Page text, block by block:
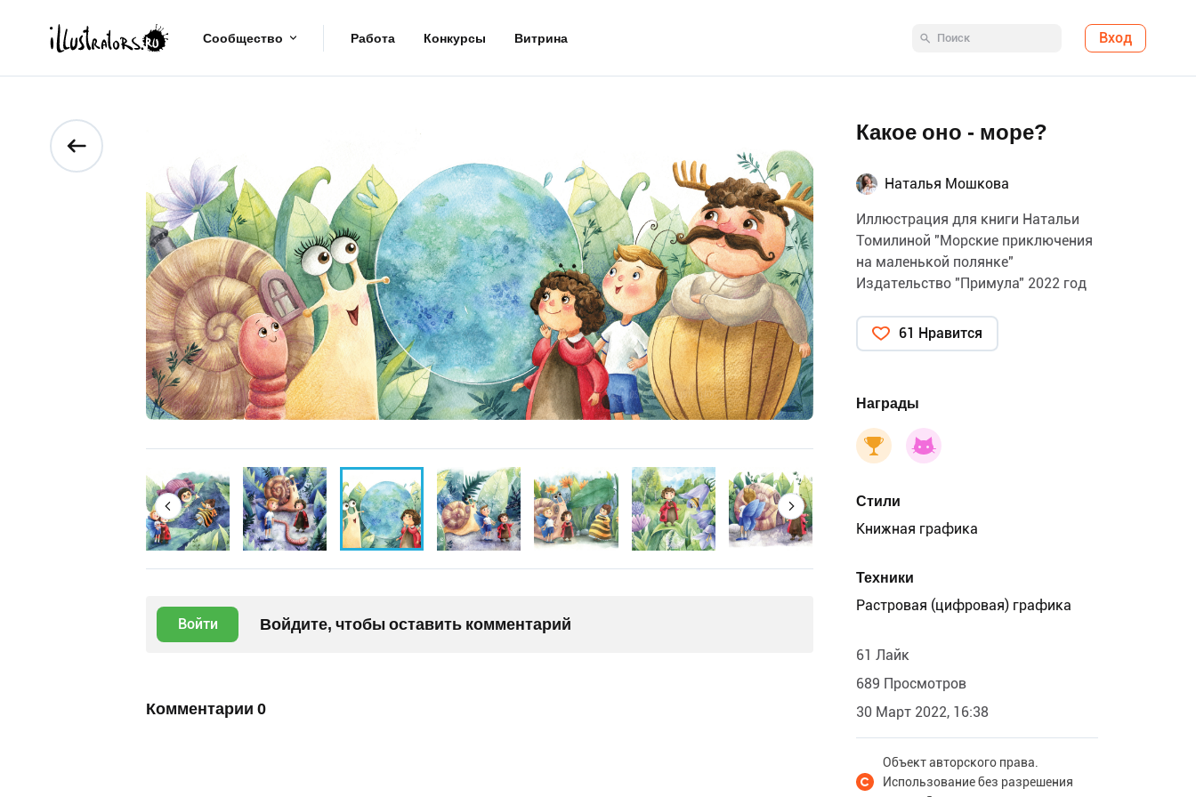
Сообщество Работа Конкурсы Витрина Вход
Войти Войдите, чтобы оставить комментарий
Комментарии 0
Какое оно - море?
Наталья Мошкова
Иллюстрация для книги Натальи
Томилиной "Морские приключения
на маленькой полянке"
Издательство "Примула" 2022 год
61 Нравится
Награды
Стили
Книжная графика
Техники
Растровая (цифровая) графика
61 Лайк
689 Просмотров
30 Март 2022, 16:38
Объект авторского права.
Использование без разрешения